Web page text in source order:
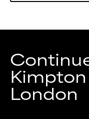
Kimpton
London